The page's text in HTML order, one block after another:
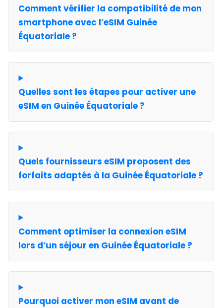
Comment vérifier la compatibilité de mon
smartphone avec l’eSIM Guinée
Équatoriale ?
Quelles sont les étapes pour activer une
eSIM en Guinée Équatoriale ?
Quels fournisseurs eSIM proposent des
forfaits adaptés à la Guinée Équatoriale ?
Comment optimiser la connexion eSIM
lors d’un séjour en Guinée Équatoriale ?
Pourquoi activer mon eSIM avant de